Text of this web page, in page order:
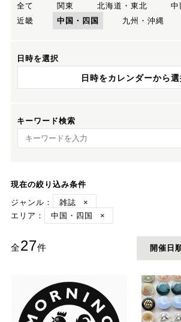
全て
関東 北海道・東北
中
近畿
中国・四国 九州・沖縄
日時を選択
日時をカレンダーから選
キーワード検索
キーワード検索
現在の絞り込み条件
ジャンル：
雑誌
×
エリア：
中国・四国 ×
全27件 開催日